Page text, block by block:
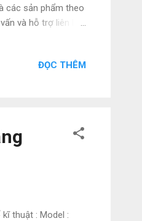
các sản phẩm theo
và hỗ trợ liên hệ
+ 50% còn lại
ĐỌC THÊM
thuật : Model :